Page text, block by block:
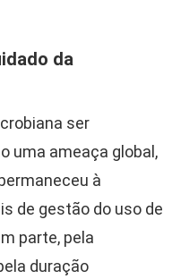
da
ser
uma ameaça global,
à
de gestão do uso de
parte, pela
duração